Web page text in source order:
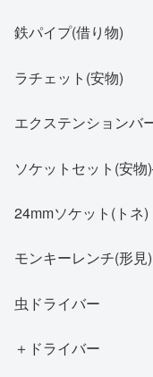
鉄パイプ(借り物)
ラチェット(安物)
エクステンションバ
ソケットセット(安
24mmソケット(トネ)
モンキーレンチ(形見)
虫ドライバー
＋ドライバー